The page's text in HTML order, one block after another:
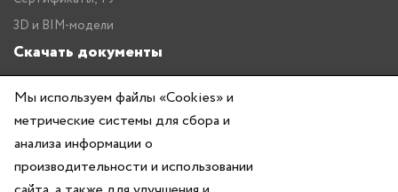
3D и BIM-модели
Скачать документы
Прайс
Каталог ГОФРОМАТИК
Мы используем файлы «Cookies» и
метрические системы для сбора и
анализа информации о
производительности и использовании